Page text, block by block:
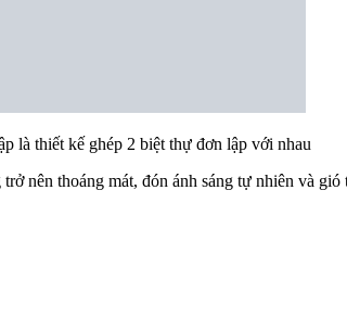
là thiết kế ghép 2 biệt thự đơn lập với nhau
nên thoáng mát, đón ánh sáng tự nhiên và gió